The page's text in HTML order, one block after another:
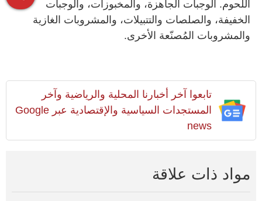
اللحوم. الوجبات الجاهزة، والمخبوزات، والوجبات
الخفيفة، والصلصات والتتبيلات، والمشروبات الغازية
والمشروبات المُصنّعة الأخرى.
تابعوا آخر أخبارنا المحلية والرياضية وآخر
المستجدات السياسية والإقتصادية عبر Google
news
مواد ذات علاقة